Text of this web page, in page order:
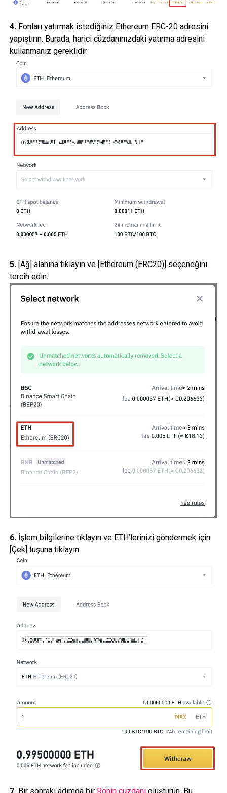
4. Fonları yatırmak istediğiniz Ethereum ERC-20 adresini
yapıştırın. Burada, harici cüzdanınızdaki yatırma adresini
kullanmanız gereklidir.
5.[Ağ] alanına tıklayın ve [Ethereum (ERC20)] seçeneğini
tercih edin.
6.İşlem bilgilerine tıklayın ve ETH’lerinizi göndermek için
[Çek] tuşuna tıklayın.